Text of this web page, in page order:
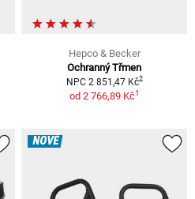
Hepco & Becker
Ochranný Třmen
NPC 2 851,47 Kč2
od 2 766,89 Kč1
NOVÉ